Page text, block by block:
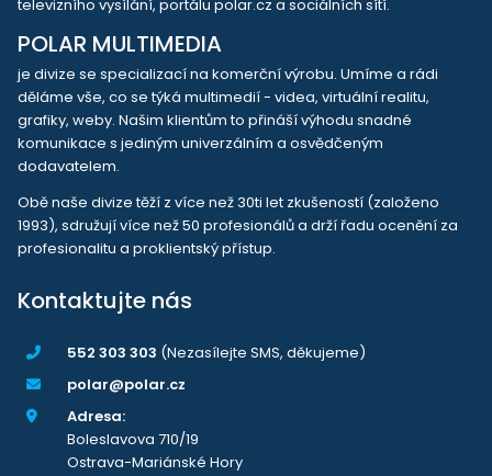
televizního vysílání, portálu polar.cz a sociálních sítí.
POLAR MULTIMEDIA
je divize se specializací na komerční výrobu. Umíme a rádi
děláme vše, co se týká multimedií - videa, virtuální realitu,
grafiky, weby. Našim klientům to přináší výhodu snadné
komunikace s jediným univerzálním a osvědčeným
dodavatelem.
Obě naše divize těží z více než 30ti let zkušeností (založeno
1993), sdružují více než 50 profesionálů a drží řadu ocenění za
profesionalitu a proklientský přístup.
Kontaktujte nás
552 303 303 (Nezasílejte SMS, děkujeme)
polar@polar.cz
Adresa:
Boleslavova 710/19
Ostrava-Mariánské Hory